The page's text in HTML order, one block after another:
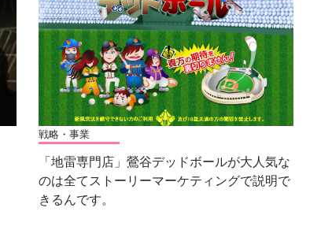
戦略・事業
「地雷専門店」鶯谷デッドボールが大人気な
のは全てストーリーマーケティングで説明で
きるんです。